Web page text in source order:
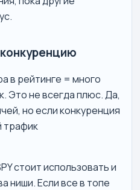
в рейтинге = много
Это не всегда плюс. Да,
но если конкуренция
трафик
стоит использовать и
ниши. Если все в топе